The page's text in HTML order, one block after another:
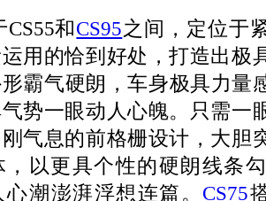
CS55和CS95之间，定位于
用的恰到好处，打造出极
形霸气硬朗，车身极具力量
势一眼动人心魄。只需一
气息的前格栅设计，大胆
以更具个性的硬朗线条
潮澎湃浮想连篇。 CS75